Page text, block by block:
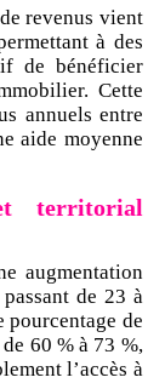
revenus vient
à des
de bénéficier
Cette
annuels entre
aide moyenne
territorial
augmentation
de 23 à
pourcentage de
60 % à 73 %,
l’accès à